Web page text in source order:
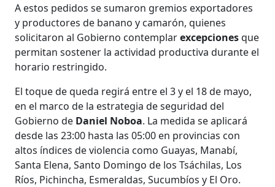
A estos pedidos se sumaron gremios exportadores
y productores de banano y camarón, quienes
solicitaron al Gobierno contemplarexcepcionesque
permitan sostener la actividad productiva durante el
horario restringido.
El toque de queda regirá entre el 3 y el 18 de mayo,
en el marco de la estrategia de seguridad del
Gobierno de Daniel Noboa. La medida se aplicará
desde las 23:00 hasta las 05:00 en provincias con
altos índices de violencia como Guayas, Manabí,
Santa Elena, Santo Domingo de los Tsáchilas, Los
Ríos, Pichincha, Esmeraldas, Sucumbíos y El Oro.